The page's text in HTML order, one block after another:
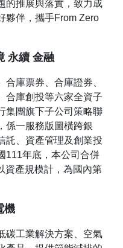
的推展與落實，致力成
夥伴，攜手From Zero
永續 金融
庫票券、合庫證券、
合庫創投等六家全資子
集團旗下子公司策略聯
係一服務版圖橫跨銀
託、資產管理及創業投
111年底，本公司合併
資產規模計，為國內第
機
碳工業解決方案、空氣